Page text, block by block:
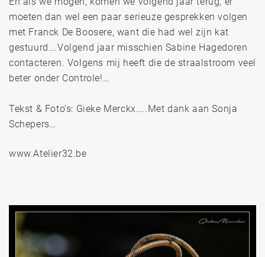
moeten dan wel een paar serieuze gesprekken volgen
met Franck De Boosere, want die had wel zijn kat
gestuurd….Volgend jaar misschien Sabine Hagedoren
contacteren. Volgens mij heeft die de straalstroom veel
beter onder Controle!…
Tekst & Foto’s: Gieke Merckx…..Met dank aan Sonja
Schepers…
www.Atelier32.be